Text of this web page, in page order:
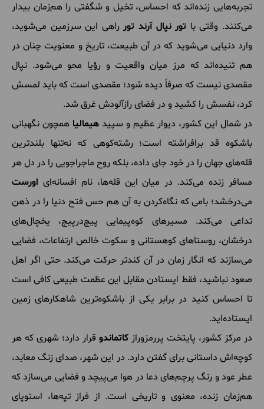
تجربه‌هایی زنده‌اند که احساس، تخیل و شگفتی را هم‌زمان بیدار
می‌کنند. وقتی با تور نپال آرند تورراهی این سرزمین می‌شوید،
وارد دنیایی می‌شوید که در آن طبیعت، تاریخ و معنویت چنان در
هم تنیده‌اند که مرز میان واقعیت و رؤیا محو می‌شود. نپال
مقصدی نیست که صرفاً دیده شود؛ مقصدی است که باید لمسش
کرد، نفسش را کشید و در فضای رازآلودش غرق شد.
در شمال این کشور، دیوار عظیم و سپید هیمالیا همچون نگهبانی
باشکوه قد برافراشته است؛ رشته‌کوهی که نه‌تنها بلندترین
قله‌های جهان را در خود جای داده، بلکه روح ماجراجویی را در دل هر
مسافر زنده می‌کند. در میان این قله‌ها، نام افسانه‌ای اورست
می‌درخشد؛ بامی که نگاه‌کردن به آن هم حس فتح دنیا را در ذهن
تداعی می‌کند. مسیرهای کوه‌پیمایی پیچ‌درپیچ، یخچال‌های
درخشان، روستاهای کوهستانی و سکوت خالص ارتفاعات، فضایی
می‌سازند که انگار زمان در آن کندتر حرکت می‌کند. حتی اگر اهل
صعود نباشید، فقط ایستادن مقابل این عظمت طبیعی کافی است
تا احساس کنید در برابر یکی از باشکوه‌ترین شاهکارهای زمین
ایستاده‌اید.
در مرکز کشور، پایتخت پررمزوراز کاتماندو قرار دارد؛ شهری که هر
کوچه‌اش داستانی برای گفتن دارد. در این شهر، صدای زنگ معابد،
عطر عود و رنگ پرچم‌های دعا در هوا می‌پیچد و فضایی می‌سازد که
هم‌زمان زنده، معنوی و تاریخی است. از فراز تپه‌ها، استوپای